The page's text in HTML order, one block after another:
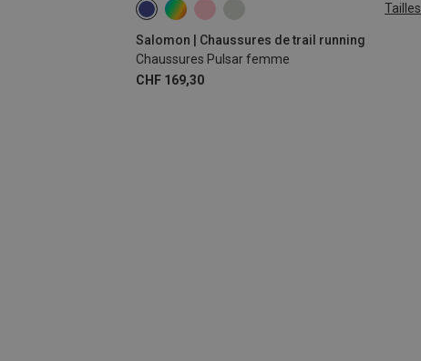
Tailles
Salomon | Chaussures de trail running
Chaussures Pulsar femme
CHF 169,30